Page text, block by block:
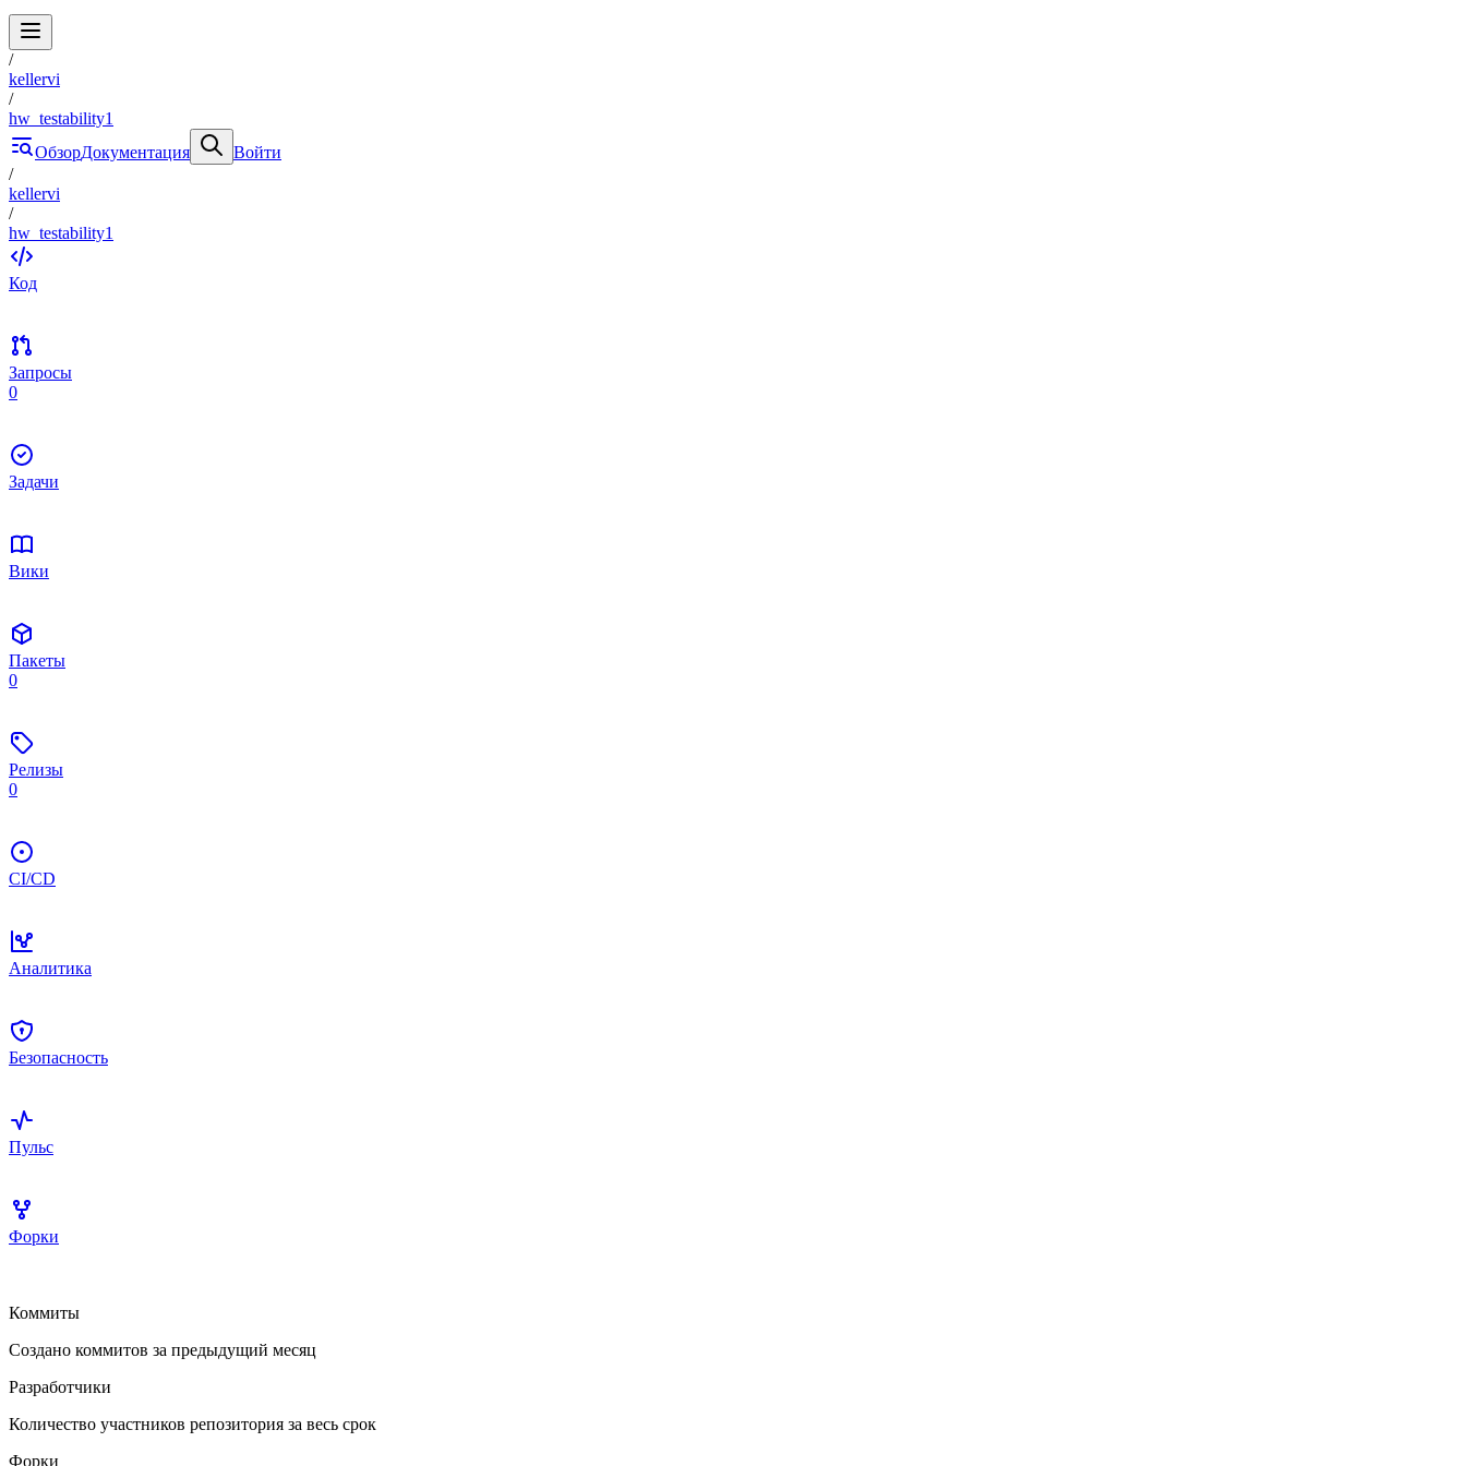
/
kellervi
/
hw_testability1
ОбзорДокументация
Войти
/
kellervi
/
hw_testability1
Код
Запросы
0
Задачи
Вики
Пакеты
0
Релизы
0
CI/CD
Аналитика
Безопасность
Пульс
Форки
Коммиты
Создано коммитов за предыдущий месяц
Разработчики
Количество участников репозитория за весь срок
Форки